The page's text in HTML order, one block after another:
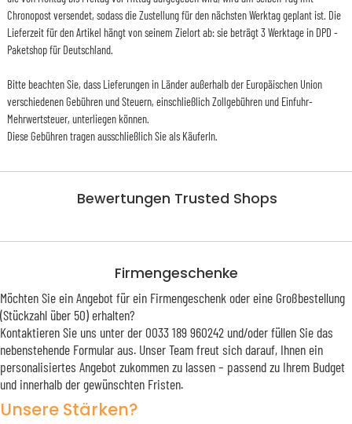
Bewertungen Trusted Shops
Chronopost versendet, sodass die Zustellung für den nächsten Werktag geplant ist. Die
Lieferzeit für den Artikel hängt von seinem Zielort ab: sie beträgt 3 Werktage in DPD -
Paketshop für Deutschland.
Bitte beachten Sie, dass Lieferungen in Länder außerhalb der Europäischen Union
verschiedenen Gebühren und Steuern, einschließlich Zollgebühren und Einfuhr-
Mehrwertsteuer, unterliegen können.
Diese Gebühren tragen ausschließlich Sie als KäuferIn.
Firmengeschenke
Möchten Sie ein Angebot für ein Firmengeschenk oder eine Großbestellung
(Stückzahl über 50) erhalten?
Kontaktieren Sie uns unter der 0033 189 960242 und/oder füllen Sie das
nebenstehende Formular aus. Unser Team freut sich darauf, Ihnen ein
personalisiertes Angebot zukommen zu lassen – passend zu Ihrem Budget
und innerhalb der gewünschten Fristen.
Unsere Stärken?